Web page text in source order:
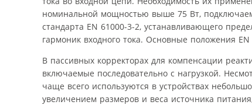
номинальной мощностью выше 75 Вт,
стандарта EN 61000-3-2, устанавливающего
гармоник входного тока. Основные положения
В пассивных корректорах для компенсации
включаемые последовательно с нагрузкой.
чаще всего используются в устройствах
увеличением размеров и веса источника